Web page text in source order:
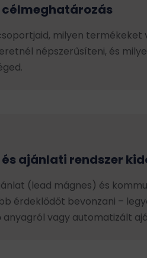
milyen termékeket
népszerűsíteni, és
ajánlati rendszer
(lead mágnes) és
érdeklődőt bevonzani –
vagy automatizált